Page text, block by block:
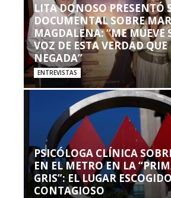
LITA DONOSO PRESENTÓ
DOCUMENTAL SOBRE
MAGDALENA: “ME MUEVE
VOZ DE ESTA VERDAD
NEGADA”
ENTREVISTAS
PSICÓLOGA CLÍNICA
EN EL METRO EN LA
GRIS”: EL LUGAR
CONTAGIOSO